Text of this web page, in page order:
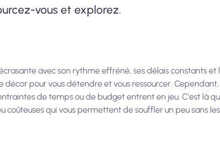
vous et explorez.
avec son rythme effréné, ses délais constants
décor pour vous détendre et vous ressourcer.
de temps ou de budget entrent en jeu. C'est là
coûteuses qui vous permettent de souffler un peu sans